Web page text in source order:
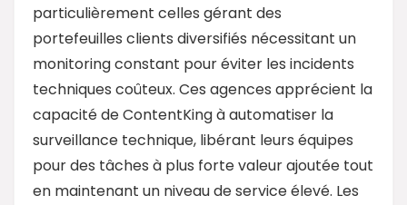
particulièrement celles gérant des
portefeuilles clients diversifiés nécessitant un
monitoring constant pour éviter les incidents
techniques coûteux. Ces agences apprécient la
capacité de ContentKing à automatiser la
surveillance technique, libérant leurs équipes
pour des tâches à plus forte valeur ajoutée tout
en maintenant un niveau de service élevé. Les